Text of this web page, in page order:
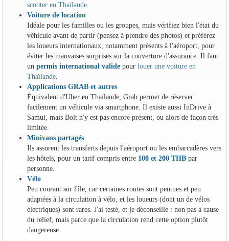
scooter en Thaïlande.
Voiture de location
Idéale pour les familles ou les groupes, mais vérifiez bien l'état du
véhicule avant de partir (pensez à prendre des photos) et préférez
les loueurs internationaux, notamment présents à l'aéroport, pour
éviter les mauvaises surprises sur la couverture d'assurance. Il faut
un permis international validepour louer une voiture en
Thaïlande.
Applications GRAB et autres
Équivalent d'Uber en Thaïlande, Grab permet de réserver
facilement un véhicule via smartphone. Il existe aussi InDrive à
Samui, mais Bolt n'y est pas encore présent, ou alors de façon très
limitée.
Minivans partagés
Ils assurent les transferts depuis l'aéroport ou les embarcadères vers
les hôtels, pour un tarif compris entre 100 et 200 THBpar
personne.
Vélo
Peu courant sur l'île, car certaines routes sont pentues et peu
adaptées à la circulation à vélo, et les loueurs (dont un de vélos
électriques) sont rares. J'ai testé, et je déconseille : non pas à cause
du relief, mais parce que la circulation rend cette option plutôt
dangereuse.